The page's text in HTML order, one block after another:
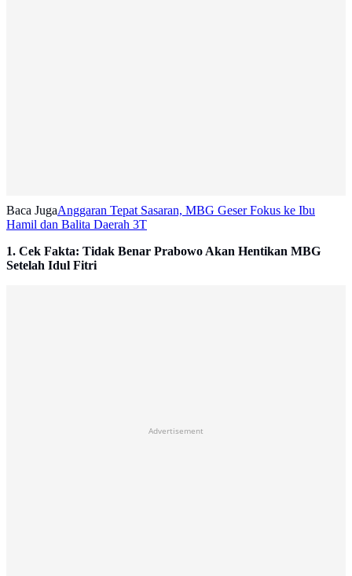
Baca JugaAnggaran Tepat Sasaran, MBG Geser Fokus ke Ibu
Hamil dan Balita Daerah 3T
1. Cek Fakta: Tidak Benar Prabowo Akan Hentikan MBG
Setelah Idul Fitri
Advertisement